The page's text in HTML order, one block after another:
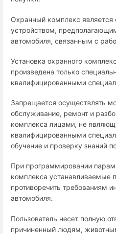
Охранный комплекс
устройством,
автомобиля, связанным с
Установка охранного
произведена только
квалифицированными
Запрещается осуществлять
обслуживание, ремонт и
комплекса лицами, не
квалифицированными
обучение и проверку знаний
При программировании
комплекса
противоречить требованиям
автомобиля.
Пользователь несет полную
причиненный людям,